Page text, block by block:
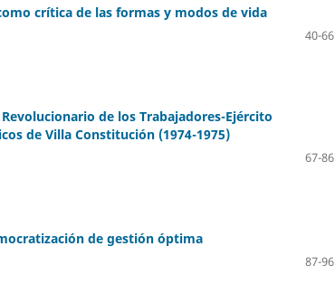
crítica de las formas y modos de vida
40-66
de los Trabajadores-Ejército
de Villa Constitución (1974-1975)
67-86
de gestión óptima
87-96